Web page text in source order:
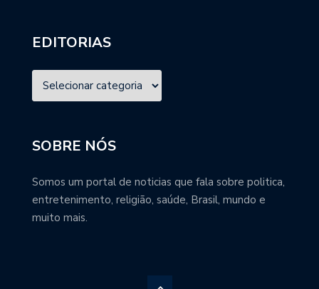
EDITORIAS
SOBRE NÓS
Somos um portal de noticias que fala sobre politica,
entretenimento, religião, saúde, Brasil, mundo e
muito mais.